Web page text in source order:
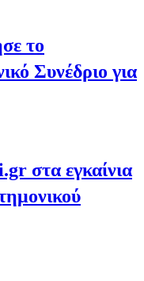
το
Συνέδριο για
στα εγκαίνια